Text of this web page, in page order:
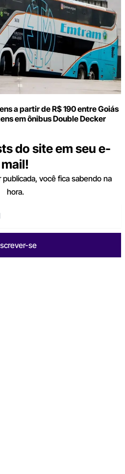
a partir de R$ 190 entre Goiás
em ônibus Double Decker
do site em seu e-
mail!
você fica sabendo na
hora.
se